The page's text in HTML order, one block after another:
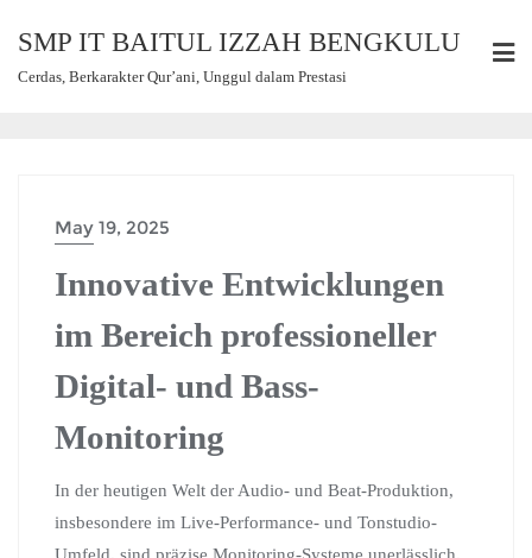
SMP IT BAITUL IZZAH BENGKULU
Cerdas, Berkarakter Qur’ani, Unggul dalam Prestasi
May 19, 2025
Innovative Entwicklungen
im Bereich professioneller
Digital- und Bass-
Monitoring
In der heutigen Welt der Audio- und Beat-Produktion,
insbesondere im Live-Performance- und Tonstudio-